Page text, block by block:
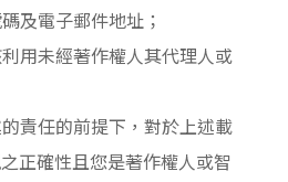
及電子郵件地址；
用未經著作權人其代理人或
責任的前提下，對於上述載
正確性且您是著作權人或智